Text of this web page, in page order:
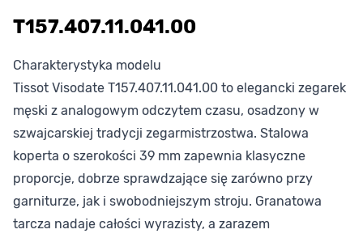
T157.407.11.041.00
Charakterystyka modelu
Tissot Visodate T157.407.11.041.00 to elegancki zegarek
męski z analogowym odczytem czasu, osadzony w
szwajcarskiej tradycji zegarmistrzostwa. Stalowa
koperta o szerokości 39 mm zapewnia klasyczne
proporcje, dobrze sprawdzające się zarówno przy
garniturze, jak i swobodniejszym stroju. Granatowa
tarcza nadaje całości wyrazisty, a zarazem